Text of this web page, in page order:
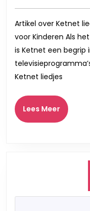
Artikel over Ketnet
voor Kinderen Als
is Ketnet een begrip
Ketnet liedjes
Lees MeerLees
Meer